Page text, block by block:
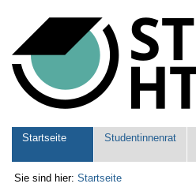
Werkzeuge
Sektionen
Startseite Studentinnenrat
Sie sind hier: Startseite